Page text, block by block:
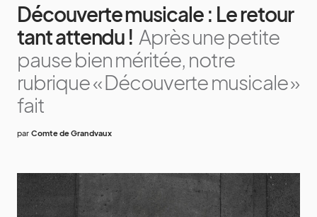
Découverte musicale : Le retour
tant attendu ! Après une petite
pause bien méritée, notre
rubrique « Découverte musicale »
fait
par Comte de Grandvaux